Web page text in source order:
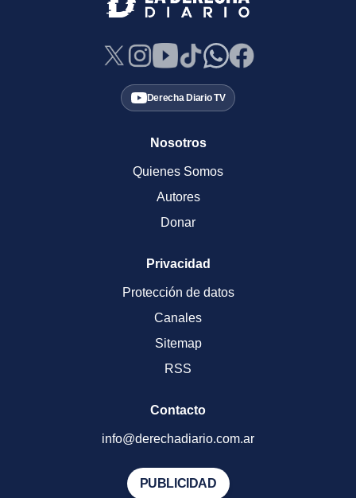
Derecha Diario TV
Nosotros
Quienes Somos
Autores
Donar
Privacidad
Protección de datos
Canales
Sitemap
RSS
Contacto
info@derechadiario.com.ar
PUBLICIDAD